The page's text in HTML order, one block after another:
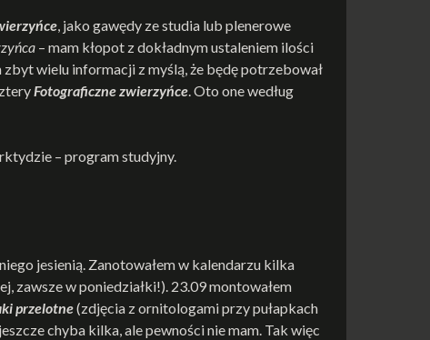
, jako gawędy ze studia lub plenerowe
– mam kłopot z dokładnym ustaleniem ilości
wielu informacji z myślą, że będę potrzebował
Fotograficzne zwierzyńce. Oto one według
– program studyjny.
jesienią. Zanotowałem w kalendarzu kilka
zawsze w poniedziałki!). 23.09 montowałem
przelotne(zdjęcia z ornitologami przy pułapkach
chyba kilka, ale pewności nie mam. Tak więc